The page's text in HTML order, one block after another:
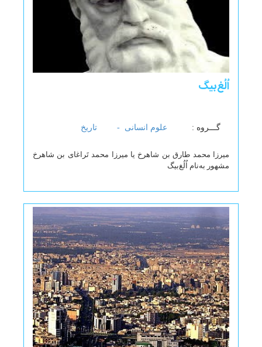
اُلُغ‌بیگ
گـــروه : علوم انسانی - تاریخ
میرزا محمد طارق بن شاهرخ یا میرزا محمد تَراغای بن شاهرخ
مشهور به‌نام اُلُغ‌بیگ